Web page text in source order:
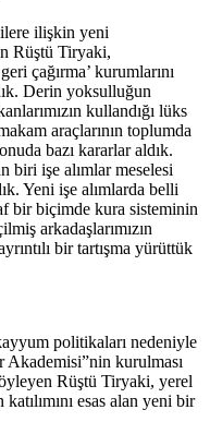
ilişkin yeni
Rüştü Tiryaki,
çağırma’ kurumlarını
Derin yoksulluğun
kullandığı lüks
araçlarının toplumda
bazı kararlar aldık.
biri işe alımlar meselesi
Yeni işe alımlarda belli
bir biçimde kura sisteminin
arkadaşlarımızın
bir tartışma yürüttük
politikaları nedeniyle
kurulması
Rüştü Tiryaki, yerel
esas alan yeni bir